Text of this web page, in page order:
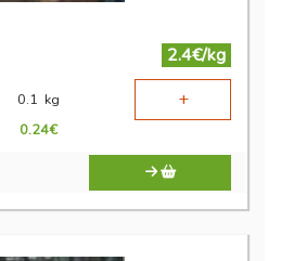
2.4€/kg
0.1 kg +
0.24€